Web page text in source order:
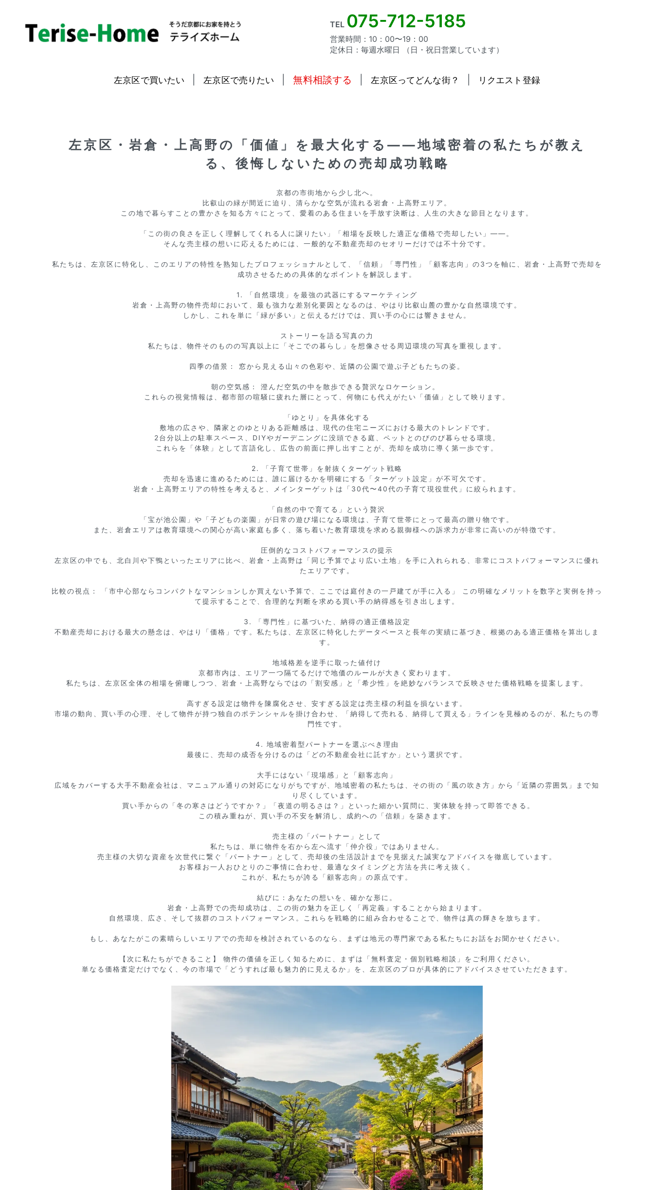
TEL 075-712-5185
営業時間：10：00〜19：00
定休日：毎週水曜日 （日・祝日営業しています）
左京区で買いたい 左京区で売りたい 無料相談する 左京区ってどんな街？ リクエスト登録
左京区・岩倉・上高野の「価値」を最大化する——地域密着の私たちが教え
る、後悔しないための売却成功戦略
京都の市街地から少し北へ。
比叡山の緑が間近に迫り、清らかな空気が流れる岩倉・上高野エリア。
この地で暮らすことの豊かさを知る方々にとって、愛着のある住まいを手放す決断は、人生の大きな節目となります。
「この街の良さを正しく理解してくれる人に譲りたい」「相場を反映した適正な価格で売却したい」——。
そんな売主様の想いに応えるためには、一般的な不動産売却のセオリーだけでは不十分です。
私たちは、左京区に特化し、このエリアの特性を熟知したプロフェッショナルとして、「信頼」「専門性」「顧客志向」の3つを軸に、岩倉・上高野で売却を
成功させるための具体的なポイントを解説します。
1. 「自然環境」を最強の武器にするマーケティング
岩倉・上高野の物件売却において、最も強力な差別化要因となるのは、やはり比叡山麓の豊かな自然環境です。
しかし、これを単に「緑が多い」と伝えるだけでは、買い手の心には響きません。
ストーリーを語る写真の力
私たちは、物件そのものの写真以上に「そこでの暮らし」を想像させる周辺環境の写真を重視します。
四季の借景： 窓から見える山々の色彩や、近隣の公園で遊ぶ子どもたちの姿。
朝の空気感： 澄んだ空気の中を散歩できる贅沢なロケーション。
これらの視覚情報は、都市部の喧騒に疲れた層にとって、何物にも代えがたい「価値」として映ります。
「ゆとり」を具体化する
敷地の広さや、隣家とのゆとりある距離感は、現代の住宅ニーズにおける最大のトレンドです。
2台分以上の駐車スペース、DIYやガーデニングに没頭できる庭、ペットとのびのび暮らせる環境。
これらを「体験」として言語化し、広告の前面に押し出すことが、売却を成功に導く第一歩です。
2. 「子育て世帯」を射抜くターゲット戦略
売却を迅速に進めるためには、誰に届けるかを明確にする「ターゲット設定」が不可欠です。
岩倉・上高野エリアの特性を考えると、メインターゲットは「30代〜40代の子育て現役世代」に絞られます。
「自然の中で育てる」という贅沢
「宝が池公園」や「子どもの楽園」が日常の遊び場になる環境は、子育て世帯にとって最高の贈り物です。
また、岩倉エリアは教育環境への関心が高い家庭も多く、落ち着いた教育環境を求める親御様への訴求力が非常に高いのが特徴です。
圧倒的なコストパフォーマンスの提示
左京区の中でも、北白川や下鴨といったエリアに比べ、岩倉・上高野は「同じ予算でより広い土地」を手に入れられる、非常にコストパフォーマンスに優れ
たエリアです。
比較の視点： 「市中心部ならコンパクトなマンションしか買えない予算で、ここでは庭付きの一戸建てが手に入る」 この明確なメリットを数字と実例を持っ
て提示することで、合理的な判断を求める買い手の納得感を引き出します。
3. 「専門性」に基づいた、納得の適正価格設定
不動産売却における最大の懸念は、やはり「価格」です。私たちは、左京区に特化したデータベースと長年の実績に基づき、根拠のある適正価格を算出しま
す。
地域格差を逆手に取った値付け
京都市内は、エリア一つ隔てるだけで地価のルールが大きく変わります。
私たちは、左京区全体の相場を俯瞰しつつ、岩倉・上高野ならではの「割安感」と「希少性」を絶妙なバランスで反映させた価格戦略を提案します。
高すぎる設定は物件を陳腐化させ、安すぎる設定は売主様の利益を損ないます。
市場の動向、買い手の心理、そして物件が持つ独自のポテンシャルを掛け合わせ、「納得して売れる、納得して買える」ラインを見極めるのが、私たちの専
門性です。
4. 地域密着型パートナーを選ぶべき理由
最後に、売却の成否を分けるのは「どの不動産会社に託すか」という選択です。
大手にはない「現場感」と「顧客志向」
広域をカバーする大手不動産会社は、マニュアル通りの対応になりがちですが、地域密着の私たちは、その街の「風の吹き方」から「近隣の雰囲気」まで知
り尽くしています。
この積み重ねが、買い手の不安を解消し、成約への「信頼」を築きます。
売主様の「パートナー」として
私たちは、単に物件を右から左へ流す「仲介役」ではありません。
売主様の大切な資産を次世代に繋ぐ「パートナー」として、売却後の生活設計までを見据えた誠実なアドバイスを徹底しています。
お客様お一人おひとりのご事情に合わせ、最適なタイミングと方法を共に考え抜く。
これが、私たちが誇る「顧客志向」の原点です。
結びに：あなたの想いを、確かな形に。
岩倉・上高野での売却成功は、この街の魅力を正しく「再定義」することから始まります。
自然環境、広さ、そして抜群のコストパフォーマンス。これらを戦略的に組み合わせることで、物件は真の輝きを放ちます。
もし、あなたがこの素晴らしいエリアでの売却を検討されているのなら、まずは地元の専門家である私たちにお話をお聞かせください。
【次に私たちができること】 物件の価値を正しく知るために、まずは「無料査定・個別戦略相談」をご利用ください。
単なる価格査定だけでなく、今の市場で「どうすれば最も魅力的に見えるか」を、左京区のプロが具体的にアドバイスさせていただきます。